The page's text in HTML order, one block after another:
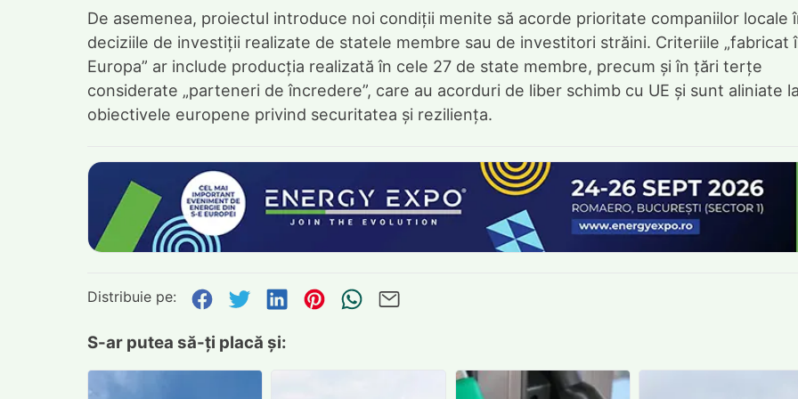
De asemenea, proiectul introduce noi condiții menite să acorde prioritate companiilor locale
deciziile de investiții realizate de statele membre sau de investitori străini. Criteriile „fabricat
Europa” ar include producția realizată în cele 27 de state membre, precum și în țări terțe
considerate „parteneri de încredere”, care au acorduri de liber schimb cu UE și sunt aliniate la
obiectivele europene privind securitatea și reziliența.
Distribuie pe: Distribuie pe Facebook
Distribuie pe Twitter
Distribuie pe LinkedIn
Distribuie pe Pinterest
Trimite prin whatsapp
S-ar putea să-ți placă și: